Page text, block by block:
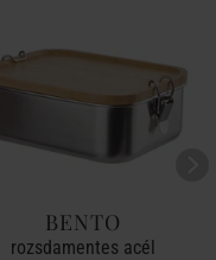
BENTO
rozsdamentes acél